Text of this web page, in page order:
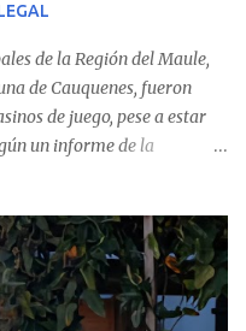
de la Región del Maule,
de Cauquenes, fueron
de juego, pese a estar
un informe de la
administran o
transacciones por un
de 2024 y junio de 2025.
la comuna de Cauquenes se